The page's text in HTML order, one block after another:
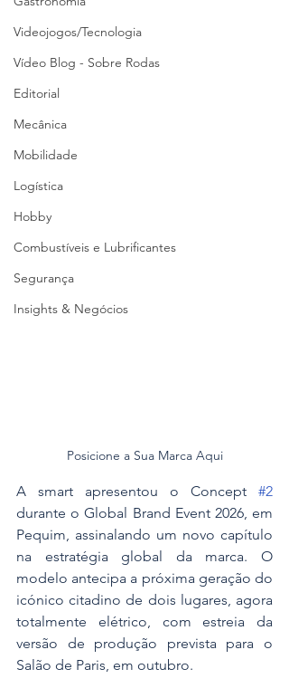
Videojogos/Tecnologia
Vídeo Blog - Sobre Rodas
Editorial
Mecânica
Mobilidade
Logística
Hobby
Combustíveis e Lubrificantes
Segurança
Insights & Negócios
Posicione a Sua Marca Aqui
A smart apresentou o Concept #2
durante o Global Brand Event 2026, em
Pequim, assinalando um novo capítulo
na estratégia global da marca. O
modelo antecipa a próxima geração do
icónico citadino de dois lugares, agora
totalmente elétrico, com estreia da
versão de produção prevista para o
Salão de Paris, em outubro.